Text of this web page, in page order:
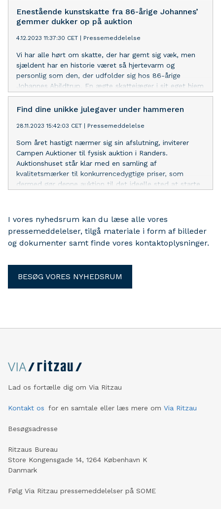
Enestående kunstskatte fra 86-årige Johannes’
gemmer dukker op på auktion
4.12.2023 11:37:30 CET Pressemeddelelse
Vi har alle hørt om skatte, der har gemt sig væk, men
sjældent har en historie været så hjertevarm og
personlig som den, der udfolder sig hos 86-årige
Johannes Abildtrup. En ægte skattejæger i sit eget hjem
har opdaget kunstværker gemt i årevis. Nu står han klar
til at dele disse skatte og deres historier med verden
kærlighed til kunst, rejser og livets overraskelser, der
ikke længere kan holdes hemmelig.
Find dine unikke julegaver under hammeren
28.11.2023 15:42:03 CET Pressemeddelelse
Som året hastigt nærmer sig sin afslutning, inviterer
Campen Auktioner til fysisk auktion i Randers.
Auktionshuset står klar med en samling af
kvalitetsmærker til konkurrencedygtige priser, som
dermed gør denne auktion til det ideelle sted at starte
I vores nyhedsrum kan du læse alle vores
pressemeddelelser, tilgå materiale i form af billeder
og dokumenter samt finde vores kontaktoplysninger.
BESØG VORES NYHEDSRUM
Lad os fortælle dig om Via Ritzau
Kontakt os for en samtale eller læs mere om Via Ritzau
Besøgsadresse
Ritzaus Bureau
Store Kongensgade 14, 1264 København K
Danmark
Følg Via Ritzau pressemeddelelser på SOME